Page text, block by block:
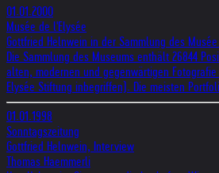
01.01.2000
Musée de l'Elysée
Gottfried Helnwein in der Sammlung des
Die Sammlung des Museums enthält 26844
alten, modernen und gegenwärtigen Fotografie
Elysée Stiftung inbegriffen). Die meisten
01.01.1998
Sonntagszeitung
Gottfried Helnwein, Interview
Thomas Haemmerli